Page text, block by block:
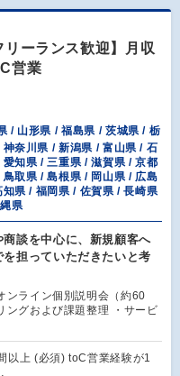
リーランス歓迎】月収
営業
/ 山形県 / 福島県 / 茨城県 / 栃
奈川県 / 新潟県 / 富山県 / 石
知県 / 三重県 / 滋賀県 / 京都
取県 / 島根県 / 岡山県 / 広島
県 / 福岡県 / 佐賀県 / 長崎県
県
談を中心に、新規顧客へ
担っていただきたいと考
ンライン個別説明会（約60
ングおよび課題整理 ・サービ
以上 (必須) toC営業経験が1